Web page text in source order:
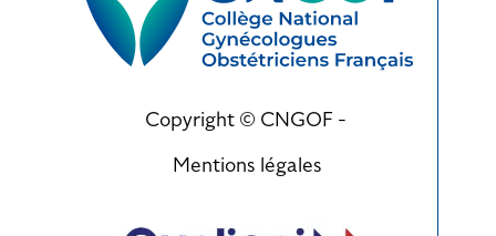
Copyright © CNGOF -
Mentions légales